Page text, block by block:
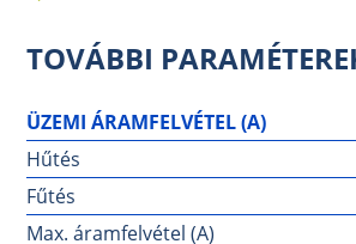
TOVÁBBI
ÜZEMI ÁRAMFELVÉTEL (A)
Hűtés
Fűtés
Max. áramfelvétel (A)